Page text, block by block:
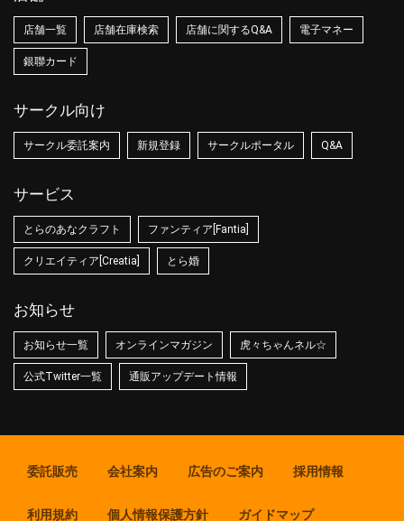
店舗一覧 店舗在庫検索 店舗に関するQ&A 電子マネー
銀聯カード
サークル向け
サークル委託案内 新規登録 サークルポータル Q&A
サービス
とらのあなクラフト ファンティア[Fantia]
クリエイティア[Creatia] とら婚
お知らせ
お知らせ一覧 オンラインマガジン 虎々ちゃんネル☆
公式Twitter一覧 通販アップデート情報
委託販売 会社案内 広告のご案内 採用情報
利用規約 個人情報保護方針 ガイドマップ